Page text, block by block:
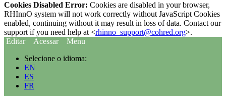
Cookies Disabled Error: Cookies are disabled in your browser,
RHInnO system will not work correctly without JavaScript Cookies
enabled, continuing without it may result in loss of data. Contact our
support if you need help at <rhinno_support@cohred.org>.
Editar
Acessar
Menu
Selecione o idioma:
EN
ES
FR